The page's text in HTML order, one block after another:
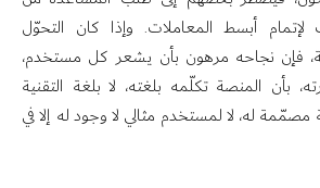
أبسط المعاملات. وإذا كان التحوّل
فإن نجاحه مرهون بأن يشعر كل مستخدم،
بأن المنصة تكلّمه بلغته، لا بلغة التقنية
له، لا لمستخدم مثالي لا وجود له إلا في